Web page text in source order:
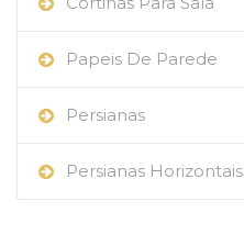
Papeis De Parede
Persianas
Persianas Horizontais